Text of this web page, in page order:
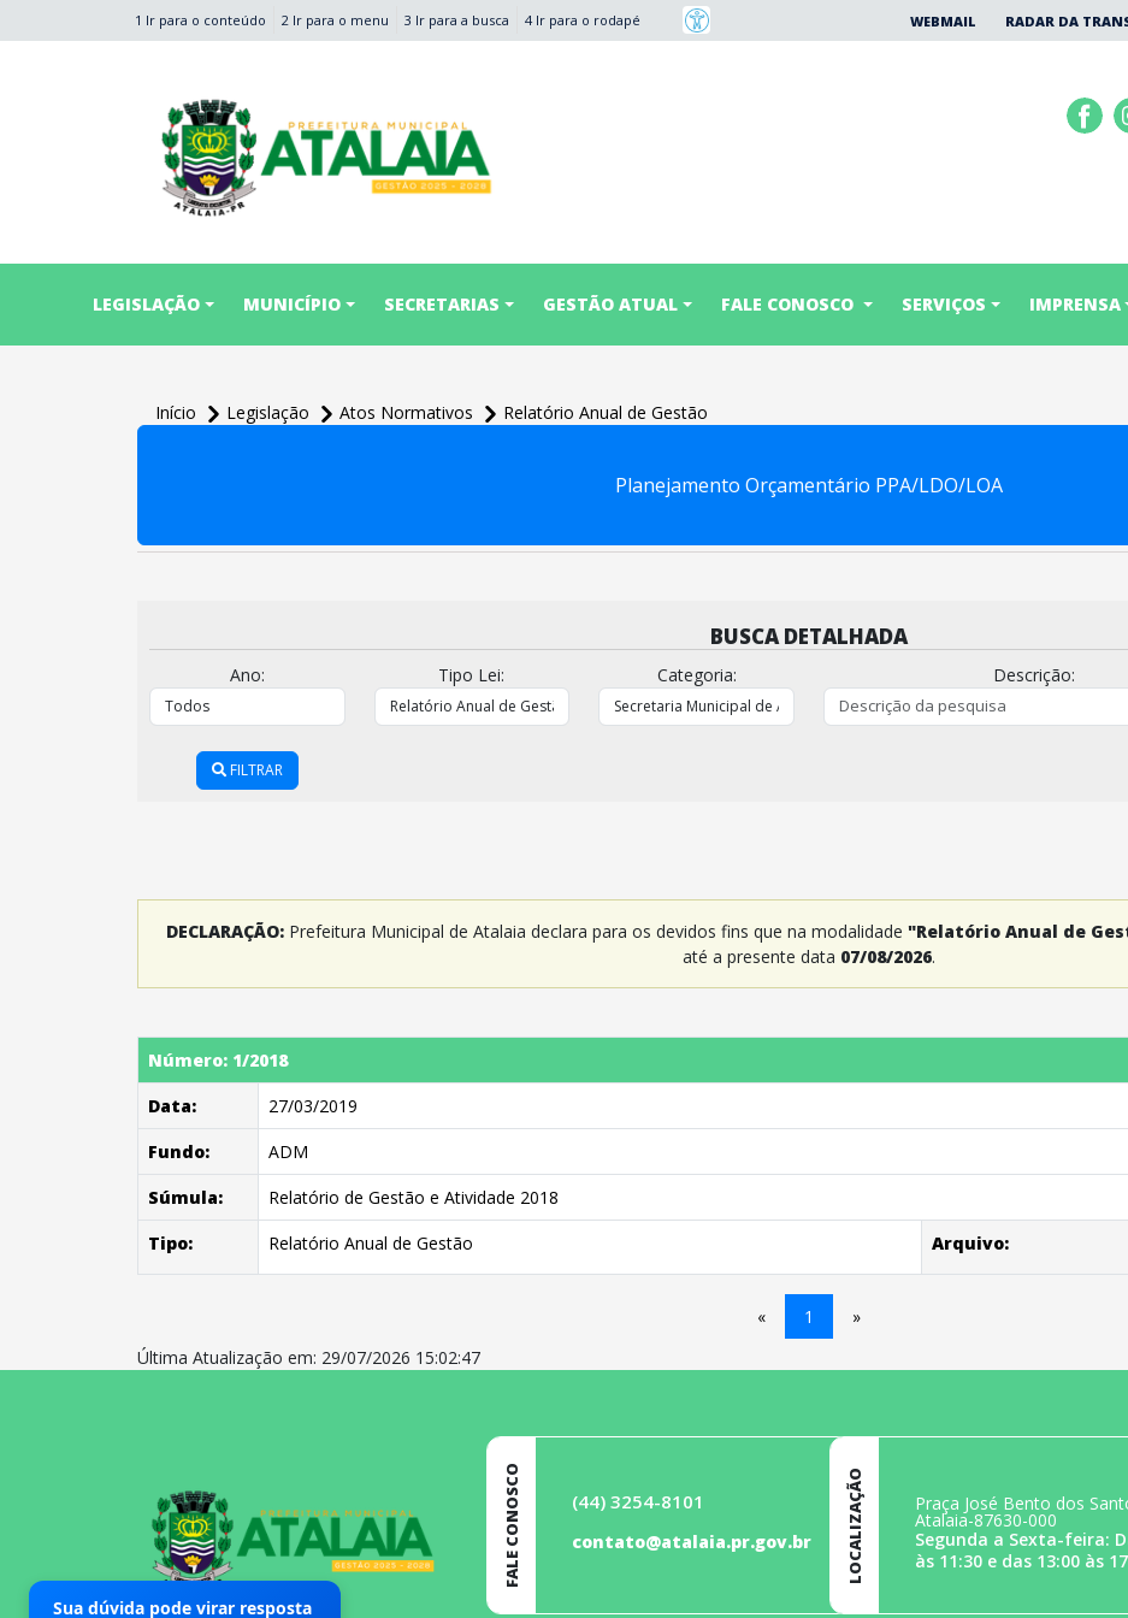
Sua dúvida pode virar resposta
1 Ir para o conteúdo 2 Ir para o menu 3 Ir para a busca 4 Ir para o rodapé WEBMAIL RADAR DA
LEGISLAÇÃO MUNICÍPIO SECRETARIAS GESTÃO ATUAL FALE CONOSCO SERVIÇOS IMPRENSA
Início Legislação Atos Normativos
Relatório Anual de Gestão
Planejamento Orçamentário PPA/LDO/LOA
BUSCA DETALHADA
Ano: Tipo Lei: Categoria: Descrição:
FILTRAR
DECLARAÇÃO:Prefeitura Municipal de Atalaia declara para os devidos fins que na modalidade "Relatório Anual de
até a presente data 07/08/2026.
Número: 1/2018
Data:
27/03/2019
Fundo:
ADM
Súmula:
Relatório de Gestão e Atividade 2018
Tipo:
Relatório Anual de Gestão Arquivo:
« 1
»
Última Atualização em: 29/07/2026 15:02:47
FALE CONOSCO (44) 3254-8101
contato@atalaia.pr.gov.br LOCALIZAÇÃO Praça José Bento dos
Atalaia-87630-000
Segunda a Sexta-feira:
às 11:30 e das 13:00 às